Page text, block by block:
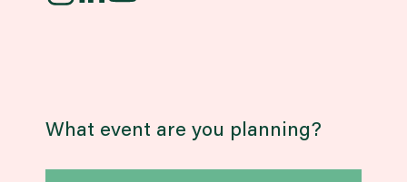
What event are you planning?